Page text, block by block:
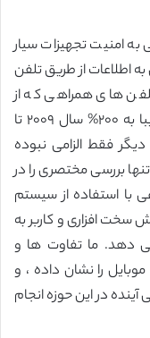
به امنیت تجهیزات سیار
اطلاعات از طریق تلفن
های همراهی که از
سیستم تمام عامل استفاده می کنند تقریبا به ٢٠٠% سال ٢٠٠٩ تا
دیگر فقط الزامی نبوده
بررسی مختصری را در
با استفاده از سیستم
سخت افزاری و کاربر به
می دهد. ما تفاوت ها و
را نشان داده ، و
در این حوزه انجام